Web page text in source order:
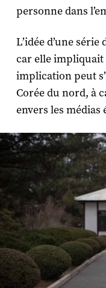
personne dans
L’idée d’une
car elle impliquait
implication peut
Corée du nord, à
envers les médias